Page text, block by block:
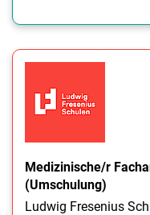
Medizinische/r
(Umschulung)
Ludwig Fresenius